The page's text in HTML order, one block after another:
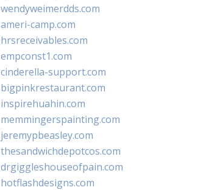
wendyweimerdds.com
ameri-camp.com
hrsreceivables.com
empconst1.com
cinderella-support.com
bigpinkrestaurant.com
inspirehuahin.com
memmingerspainting.com
jeremypbeasley.com
thesandwichdepotcos.com
drgiggleshouseofpain.com
hotflashdesigns.com